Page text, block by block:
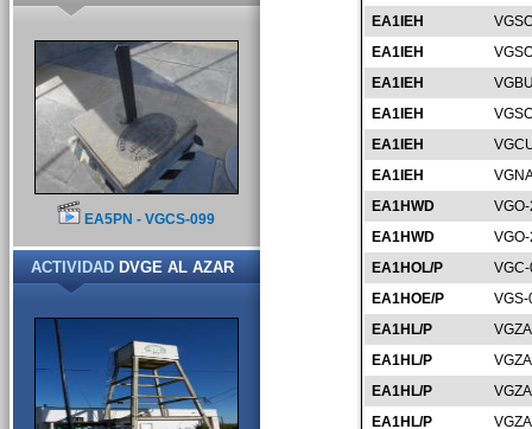
EA1IEH
EA1IEH
EA1IEH
EA1IEH
EA1IEH
EA1IEH
EA1HWD
EA1HWD
EA1HOL/P
EA1HOE/P
EA1HL/P
EA1HL/P
EA1HL/P
EA1HL/P
EA5PN - VGCS-099
ACTIVIDADDVGE AL AZAR